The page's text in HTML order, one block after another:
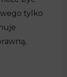
tylko